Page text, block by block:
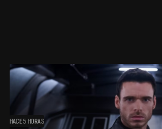
HACE 5 HORAS